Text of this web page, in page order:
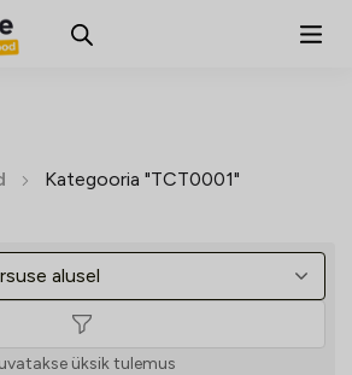
Kategooria "TCT0001"
üksik tulemus